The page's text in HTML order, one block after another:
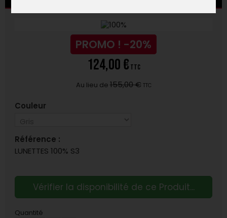
PROMO ! -20%
124,00 € TTC
Au lieu de 155,00 € TTC
Couleur
Référence :
LUNETTES 100% S3
Vérifier la disponibilité de ce Produit...
Quantité